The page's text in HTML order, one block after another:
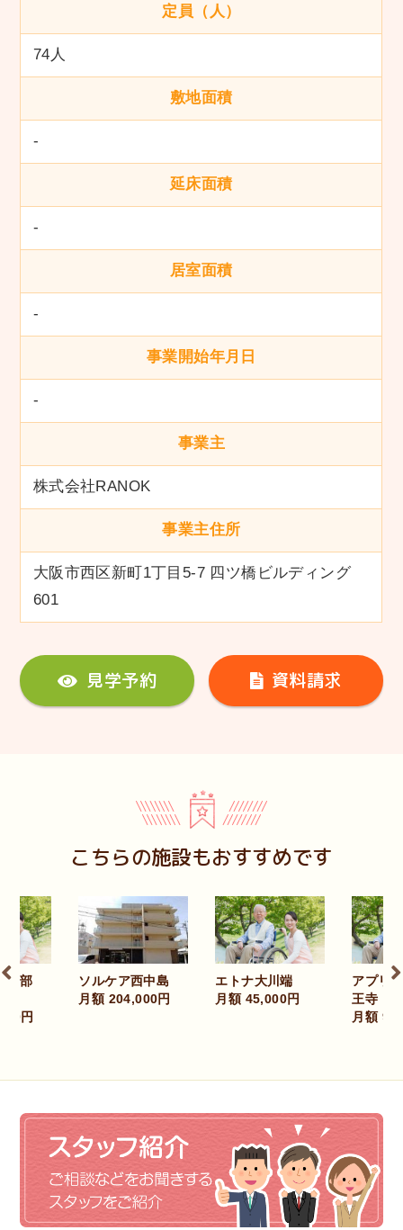
定員（人）
74人
敷地面積
-
延床面積
-
居室面積
-
事業開始年月日
-
事業主
株式会社RANOK
事業主住所
大阪市西区新町1丁目5-7 四ツ橋ビルディング
601
見学予約 資料請求
こちらの施設もおすすめです
楽部
円
ソルケア西中島
月額 204,000円
エトナ大川端
月額 45,000円
アプリ
王寺
月額